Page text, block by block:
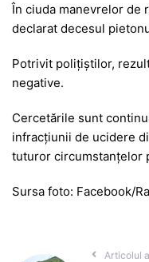
În ciuda manevrelor de
declarat decesul
Potrivit polițiștilor,
negative.
Cercetările sunt
infracțiunii de ucidere
tuturor circumstanțelor
Sursa foto: Facebook/
Articolul